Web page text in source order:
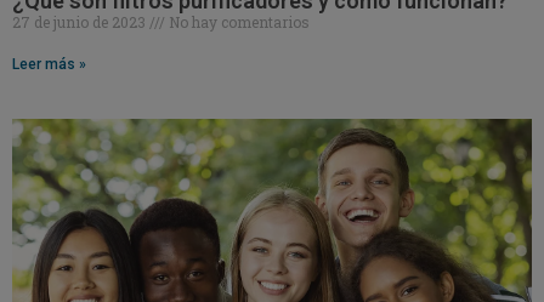
27 de junio de 2023 No hay comentarios
Leer más »